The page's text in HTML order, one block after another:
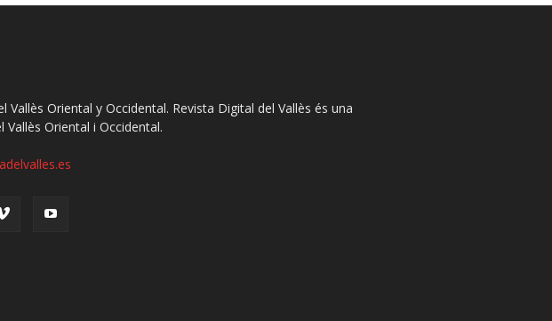
Oriental y Occidental. Revista Digital del Vallès és una
Oriental i Occidental.